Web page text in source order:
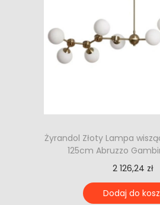
Żyrandol Złoty Lampa
125cm Abruzzo
2 126,24 zł
Dodaj do